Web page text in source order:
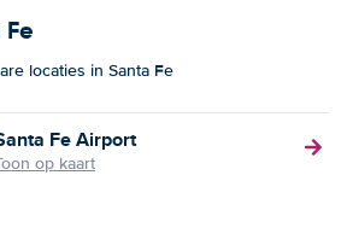
locaties in Santa Fe
Fe Airport
op kaart